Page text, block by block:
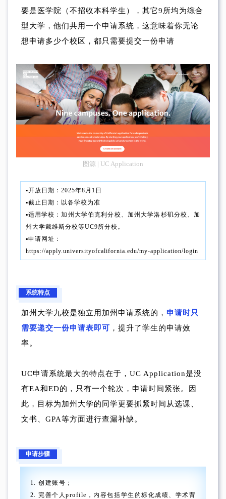
要是医学院（不招收本科学生），其它9所均为综合
型大学，他们共用一个申请系统，这意味着你无论
想申请多少个校区，都只需要提交一份申请
图源 | UC Application
▪︎开放日期：2025年8月1日
▪︎截止日期：以各学校为准
▪︎适用学校：加州大学伯克利分校、加州大学洛杉矶分校、加
州大学戴维斯分校等UC9所分校。
▪︎申请网址：
https://apply.universityofcalifornia.edu/my-application/login
系统特点
加州大学九校是独立用加州申请系统的， 申请时只
需要递交一份申请表即可 ，提升了学生的申请效
率。
UC申请系统最大的特点在于，UC Application是没
有EA和ED的，只有一个轮次，申请时间紧张。因
此，目标为加州大学的同学更要抓紧时间从选课、
文书、GPA等方面进行查漏补缺。
申请步骤
1. 创建账号；
2. 完善个人profile，内容包括学生的标化成绩、学术背